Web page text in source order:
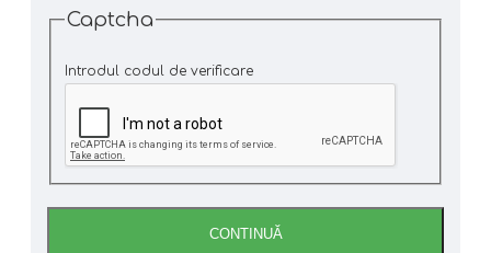
Captcha
Introdul codul de verificare
CONTINUĂ